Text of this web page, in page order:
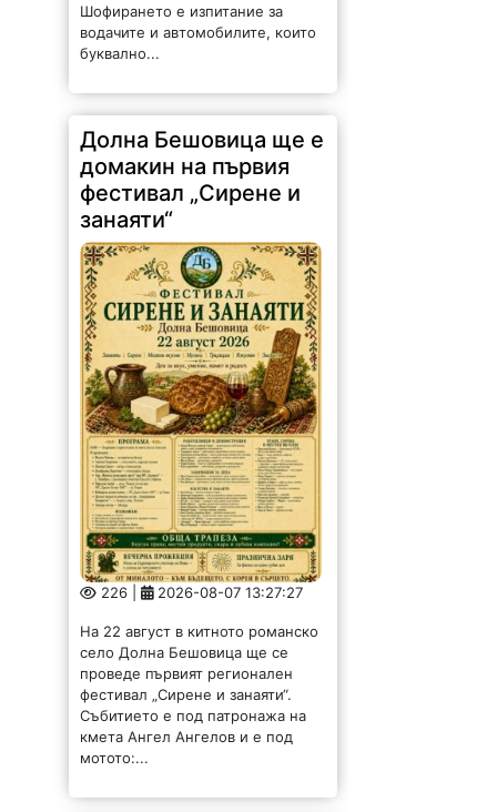
Шофирането е изпитание за
водачите и автомобилите, които
буквално...
Долна Бешовица ще е
домакин на първия
фестивал „Сирене и
занаяти“
226 | 2026-08-07 13:27:27
На 22 август в китното романско
село Долна Бешовица ще се
проведе първият регионален
фестивал „Сирене и занаяти“.
Събитието е под патронажа на
кмета Ангел Ангелов и е под
мотото:...